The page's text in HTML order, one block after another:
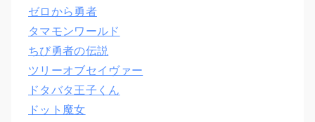
ゼロから勇者
タマモンワールド
ちび勇者の伝説
ツリーオブセイヴァー
ドタバタ王子くん
ドット魔女